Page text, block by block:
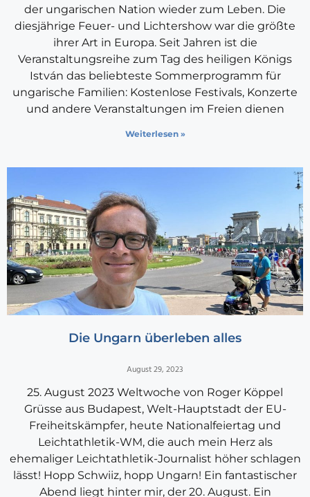
der ungarischen Nation wieder zum Leben. Die
diesjährige Feuer- und Lichtershow war die größte
ihrer Art in Europa. Seit Jahren ist die
Veranstaltungsreihe zum Tag des heiligen Königs
István das beliebteste Sommerprogramm für
ungarische Familien: Kostenlose Festivals, Konzerte
und andere Veranstaltungen im Freien dienen
Weiterlesen »
Die Ungarn überleben alles
August 29, 2023
25. August 2023 Weltwoche von Roger Köppel
Grüsse aus Budapest, Welt-Hauptstadt der EU-
Freiheitskämpfer, heute Nationalfeiertag und
Leichtathletik-WM, die auch mein Herz als
ehemaliger Leichtathletik-Journalist höher schlagen
lässt! Hopp Schwiiz, hopp Ungarn! Ein fantastischer
Abend liegt hinter mir, der 20. August. Ein